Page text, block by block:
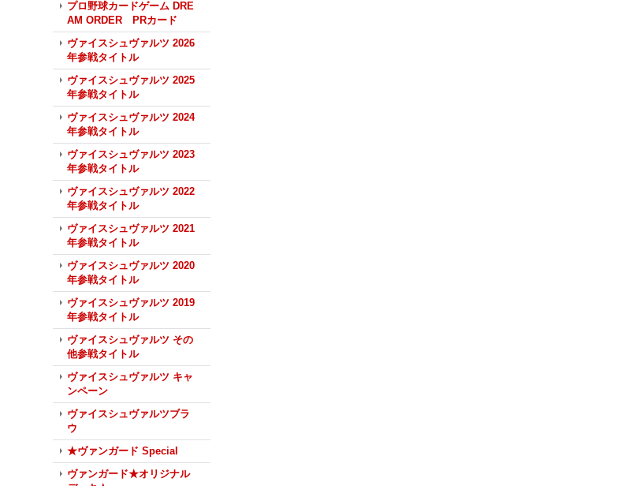
プロ野球カードゲーム DRE
AM ORDER PRカード
ヴァイスシュヴァルツ 2026
年参戦タイトル
ヴァイスシュヴァルツ 2025
年参戦タイトル
ヴァイスシュヴァルツ 2024
年参戦タイトル
ヴァイスシュヴァルツ 2023
年参戦タイトル
ヴァイスシュヴァルツ 2022
年参戦タイトル
ヴァイスシュヴァルツ 2021
年参戦タイトル
ヴァイスシュヴァルツ 2020
年参戦タイトル
ヴァイスシュヴァルツ 2019
年参戦タイトル
ヴァイスシュヴァルツ その
他参戦タイトル
ヴァイスシュヴァルツ キャ
ンペーン
ヴァイスシュヴァルツブラ
ウ
★ヴァンガード Special
ヴァンガード★オリジナル